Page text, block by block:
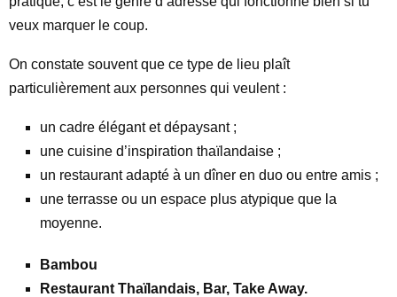
veux marquer le coup.
On constate souvent que ce type de lieu plaît
particulièrement aux personnes qui veulent :
un cadre élégant et dépaysant ;
une cuisine d’inspiration thaïlandaise ;
un restaurant adapté à un dîner en duo ou entre amis ;
une terrasse ou un espace plus atypique que la
moyenne.
Bambou
Restaurant Thaïlandais, Bar, Take Away.